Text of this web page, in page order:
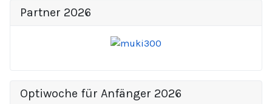
Partner 2026
Optiwoche für Anfänger 2026